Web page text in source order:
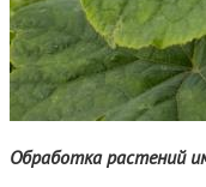
Обработка растений